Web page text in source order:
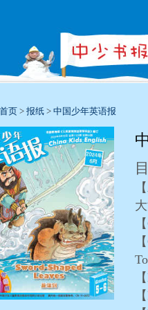
页 > 报纸 > 中国少年英语报